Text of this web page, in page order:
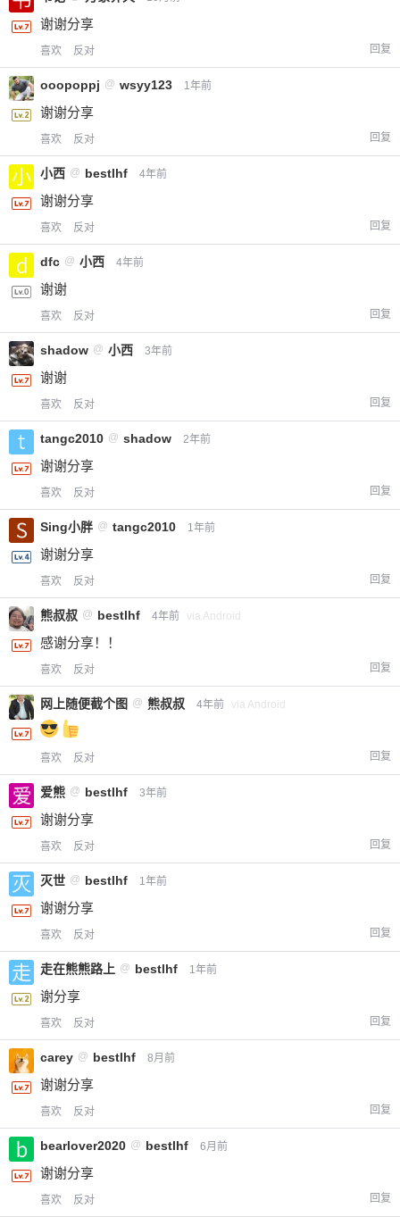
谢谢分享
喜欢 反对 回复
ooopoppj @ wsyy123 1年前
谢谢分享
喜欢 反对 回复
小西 @ bestlhf 4年前
谢谢分享
喜欢 反对 回复
dfc @ 小西 4年前
谢谢
喜欢 反对 回复
shadow @ 小西 3年前
谢谢
喜欢 反对 回复
tangc2010 @ shadow 2年前
谢谢分享
喜欢 反对 回复
Sing小胖 @ tangc2010 1年前
谢谢分享
喜欢 反对 回复
熊叔叔 @ bestlhf 4年前 via Android
感谢分享！！
喜欢 反对 回复
网上随便截个图 @ 熊叔叔 4年前 via Android
喜欢 反对 回复
爱熊 @ bestlhf 3年前
谢谢分享
喜欢 反对 回复
灭世 @ bestlhf 1年前
谢谢分享
喜欢 反对 回复
走在熊熊路上 @ bestlhf 1年前
谢分享
喜欢 反对 回复
carey @ bestlhf 8月前
谢谢分享
喜欢 反对 回复
bearlover2020 @ bestlhf 6月前
谢谢分享
喜欢 反对 回复